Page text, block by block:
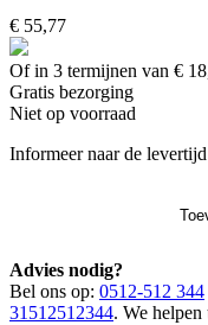
€ 55,77
Of in 3 termijnen van €
Gratis bezorging
Niet op voorraad
Informeer naar de levertijd
Advies nodig?
Bel ons op: 0512-512 344
31512512344. We helpen